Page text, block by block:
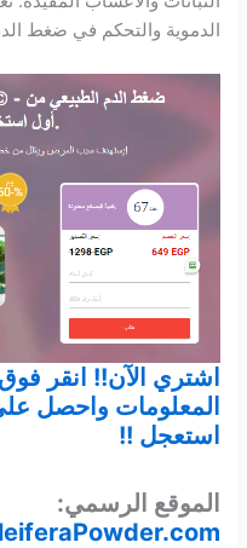
الدموية والتحكم في ضغط
اشتري الآن!! انقر
استعجل !!
الموقع الرسمي: